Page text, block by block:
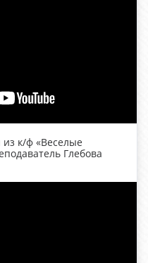
к/ф «Веселые
Глебова